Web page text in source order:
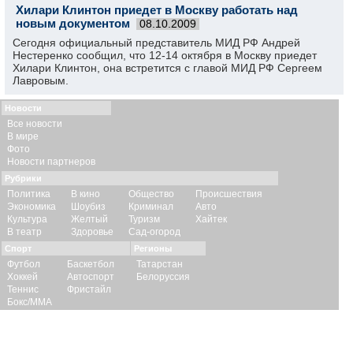
Хилари Клинтон приедет в Москву работать над
новым документом
08.10.2009
Сегодня официальный представитель МИД РФ Андрей
Нестеренко сообщил, что 12-14 октября в Москву приедет
Хилари Клинтон, она встретится с главой МИД РФ Сергеем
Лавровым.
Новости
Все новости
В мире
Фото
Новости партнеров
Рубрики
Политика
Экономика
Культура
В театр
В кино
Шоубиз
Желтый
Здоровье
Общество
Криминал
Туризм
Сад-огород
Происшествия
Авто
Хайтек
Спорт
Футбол
Хоккей
Теннис
Бокс/ММА
Баскетбол
Автоспорт
Фристайл
Регионы
Татарстан
Белоруссия